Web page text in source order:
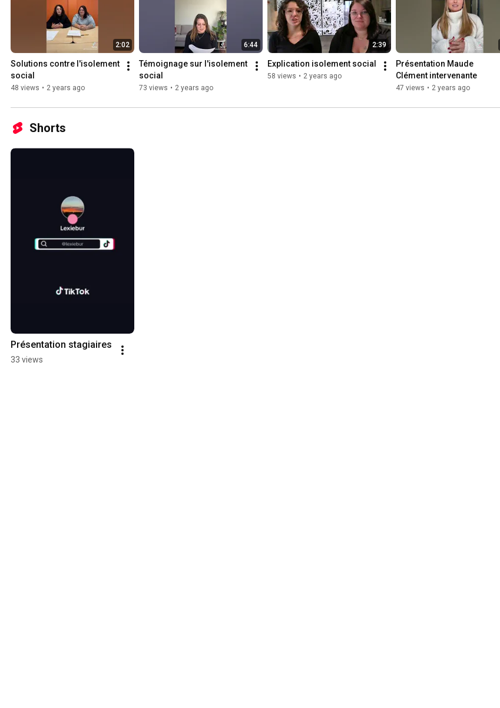
2:02
Solutions contre l'isolement
social
48 views • 2 years ago
6:44
Témoignage sur l'isolement
social
73 views • 2 years ago
2:39
Explication isolement social
58 views • 2 years ago
Présentation Maude
Clément intervenante
47 views • 2 years ago
Shorts
Présentation stagiaires
33 views